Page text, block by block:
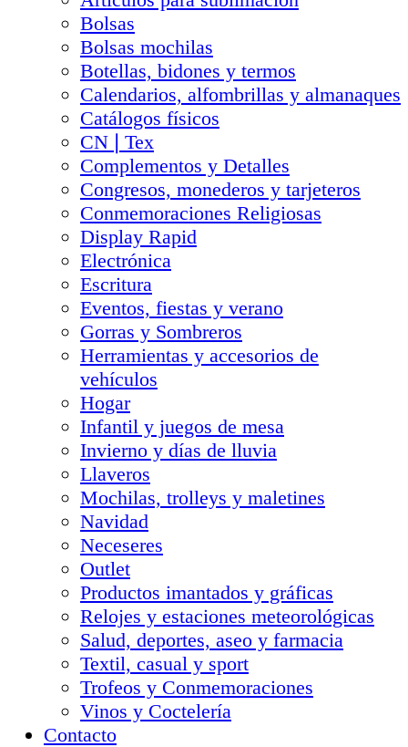
Bolsas
Bolsas mochilas
Botellas, bidones y termos
Calendarios, alfombrillas y almanaques
Catálogos físicos
CN❘Tex
Complementos y Detalles
Congresos, monederos y tarjeteros
Conmemoraciones Religiosas
Display Rapid
Electrónica
Escritura
Eventos, fiestas y verano
Gorras y Sombreros
Herramientas y accesorios de
vehículos
Hogar
Infantil y juegos de mesa
Invierno y días de lluvia
Llaveros
Mochilas, trolleys y maletines
Navidad
Neceseres
Outlet
Productos imantados y gráficas
Relojes y estaciones meteorológicas
Salud, deportes, aseo y farmacia
Textil, casual y sport
Trofeos y Conmemoraciones
Vinos y Coctelería
Contacto